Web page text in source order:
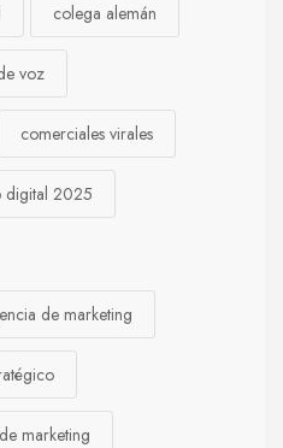
colega alemán
voz
comerciales virales
digital 2025
de marketing
marketing